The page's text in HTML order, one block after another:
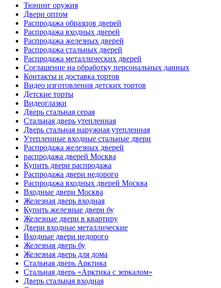
Тюнинг оружия
Двери оптом
Распродажа образцов дверей
Распродажа входных дверей
Распродажа железных дверей
Распродажа стальных дверей
Распродажа металлических дверей
Соглашение на обработку персональных данных
Контакты и доставка тортов
Видео изготовления детских тортов
Детские торты
Видеоглазки
Дверь стальная серая
Стальная дверь утепленная
Дверь стальная наружная утепленная
Утепленные входные стальные двери
Распродажа железных дверей
распродажа дверей Москва
Купить двери распродажа
Распродажа двери недорого
Распродажа входных дверей Москва
Входные двери Москва
Железная дверь входная
Купить железные двери бу
Железные двери в квартиру
Двери входные металлические
Входные двери недорого
Железная дверь бу
Железная дверь для дома
Стальная дверь Арктика
Стальная дверь «Арктика с зеркалом»
Дверь стальная входная